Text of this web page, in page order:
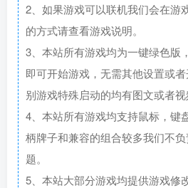
2、如果游戏可以联机我们会在游
的方式请查看游戏说明。
3、本站所有游戏均为一键绿色版
即可开始游戏，无需其他设置或
别游戏特殊启动的均有图文或者视
4、本站所有游戏均支持鼠标，键
柄牌子和兼容的组合较多我们不
题。
5、本站大部分游戏均提供游戏修